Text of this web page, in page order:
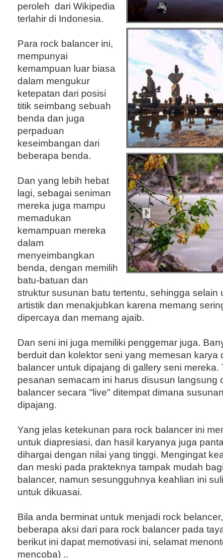
peroleh dari Wikipedia
terlahir di Indonesia.
Para rock balancer ini,
mempunyai
kemampuan luar biasa
dalam mengukur
ketepatan dari posisi
titik seimbang sebuah
benda dan juga
perpaduan
keseimbangan dari
beberapa benda.
Dan yang lebih hebat
lagi, sebagai seniman
mereka juga mampu
memadukan
kemampuan mereka
dalam
menyeimbangkan
benda, dengan memilih
batu-batuan dan
struktur susunan batu tertentu, sehingga selain
artistik dan menakjubkan karena memang
dipercaya dan memang ajaib.
Dan seni ini juga memiliki penggemar juga.
berduit dan kolektor seni yang memesan karya
balancer untuk dipajang di gallery seni mereka.
pesanan semacam ini harus disusun langsung
balancer secara "live" ditempat dimana
dipajang.
Yang jelas ketekunan para rock balancer ini
untuk diapresiasi, dan hasil karyanya juga
dihargai dengan nilai yang tinggi. Mengingat
dan meski pada prakteknya tampak mudah
balancer, namun sesungguhnya keahlian ini
untuk dikuasai.
Bila anda berminat untuk menjadi rock
beberapa aksi dari para rock balancer pada
berikut ini dapat memotivasi ini, selamat
mencoba) ..